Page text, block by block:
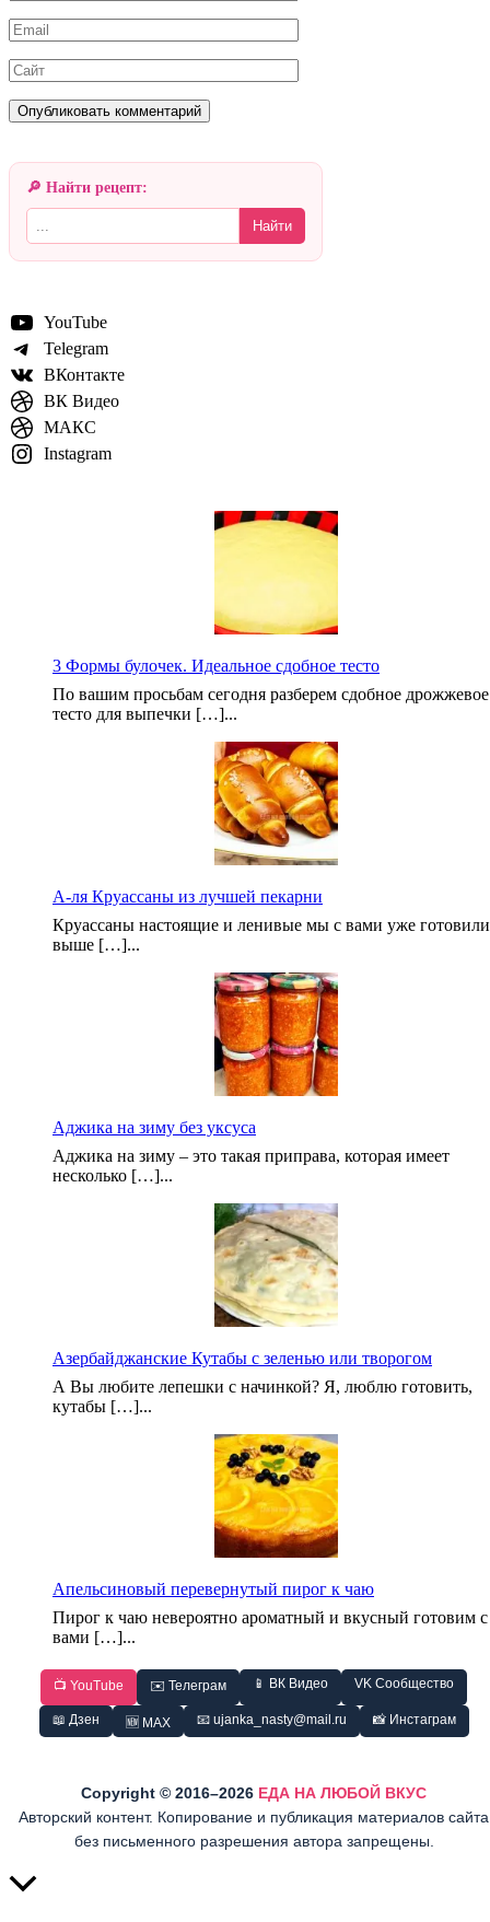
Email
Сайт
🔎 Найти рецепт:
Найти
YouTube
Telegram
ВКонтакте
ВК Видео
МАКС
Instagram
3 Формы булочек. Идеальное сдобное тесто
По вашим просьбам сегодня разберем сдобное дрожжевое
тесто для выпечки […]...
А-ля Круассаны из лучшей пекарни
Круассаны настоящие и ленивые мы с вами уже
выше […]...
Аджика на зиму без уксуса
Аджика на зиму – это такая приправа, которая имеет
несколько […]...
Азербайджанские Кутабы с зеленью или творогом
А Вы любите лепешки с начинкой? Я, люблю готовить,
кутабы […]...
Апельсиновый перевернутый пирог к чаю
Пирог к чаю невероятно ароматный и вкусный готовим с
вами […]...
📺 YouTube ✉️ Телеграм 📱 ВК Видео VK Сообщество
📖 Дзен 🆕 MAX 📧 ujanka_nasty@mail.ru 📸 Инстаграм
Copyright © 2016–2026 ЕДА НА ЛЮБОЙ ВКУС
Авторский контент. Копирование и публикация материалов сайта
без письменного разрешения автора запрещены.